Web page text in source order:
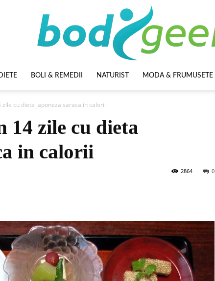
BOLI & REMEDII NATURIST MODA & FRUMUSETE
zile cu dieta japoneza saraca in calorii
14 zile cu dieta
in calorii
0
2864